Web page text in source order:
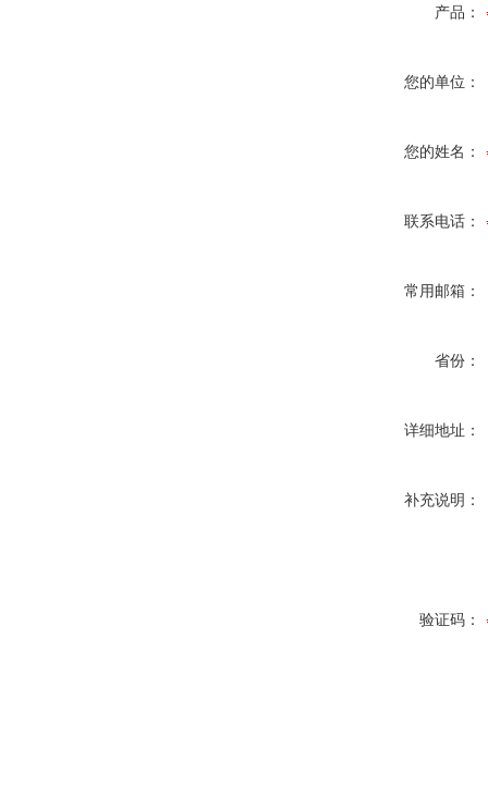
产品：
您的单位：
您的姓名：
联系电话：
常用邮箱：
省份：
详细地址：
补充说明：
验证码：